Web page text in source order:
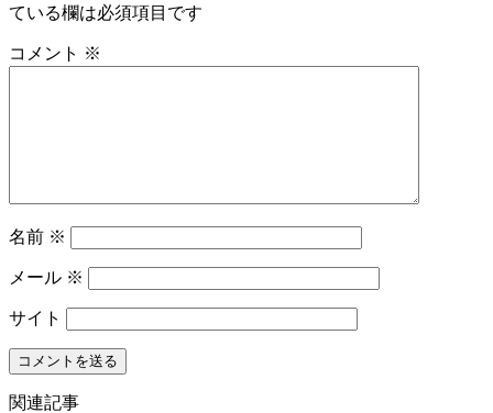
ている欄は必須項目です
コメント ※
名前 ※
メール ※
サイト
関連記事